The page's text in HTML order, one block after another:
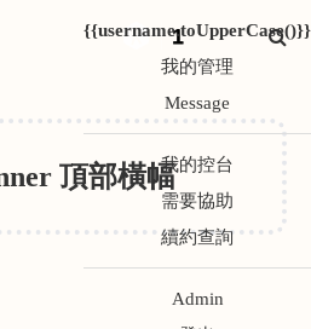
{{username.toUpperCase()}}
我的管理
Message
我的控台
需要協助
續約查詢
Admin
1
頂部橫幅